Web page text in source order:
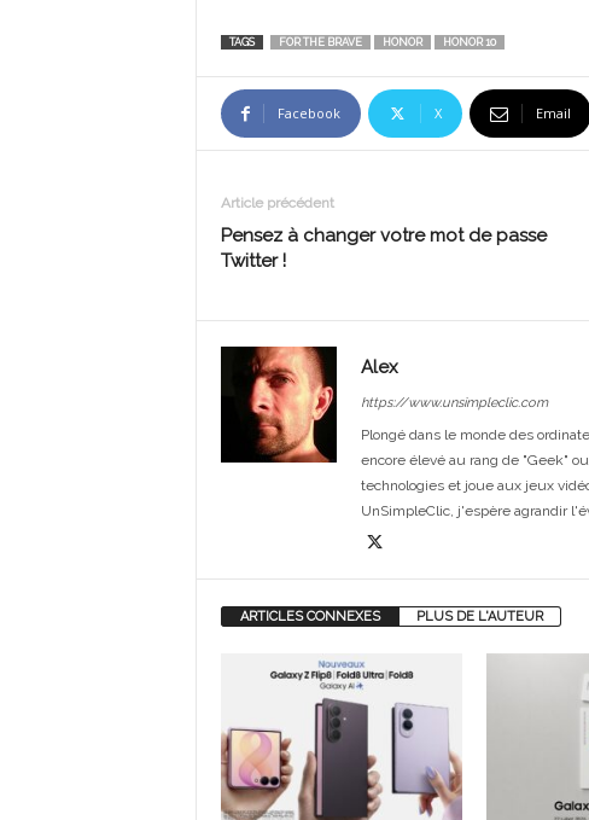
TAGS FOR THE BRAVE HONOR HONOR 10
Facebook X Email
Article précédent
Pensez à changer votre mot de passe
Twitter !
Alex
https://www.unsimpleclic.com
Plongé dans le monde des
encore élevé au rang de "Geek"
technologies et joue aux jeux
UnSimpleClic, j'espère agrandir
ARTICLES CONNEXES PLUS DE L'AUTEUR